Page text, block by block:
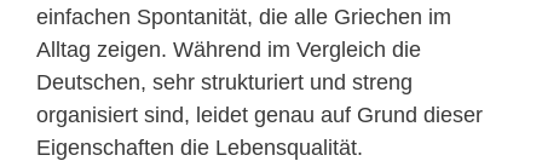
einfachen Spontanität, die alle Griechen im
Alltag zeigen. Während im Vergleich die
Deutschen, sehr strukturiert und streng
organisiert sind, leidet genau auf Grund dieser
Eigenschaften die Lebensqualität.